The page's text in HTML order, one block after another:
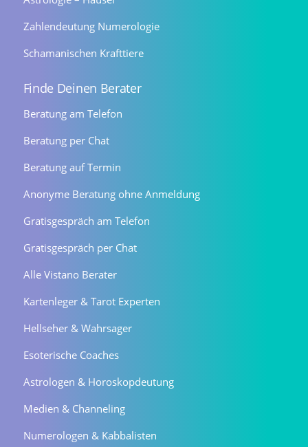
Zahlendeutung Numerologie
Schamanischen Krafttiere
Finde Deinen Berater
Beratung am Telefon
Beratung per Chat
Beratung auf Termin
Anonyme Beratung ohne Anmeldung
Gratisgespräch am Telefon
Gratisgespräch per Chat
Alle Vistano Berater
Kartenleger & Tarot Experten
Hellseher & Wahrsager
Esoterische Coaches
Astrologen & Horoskopdeutung
Medien & Channeling
Numerologen & Kabbalisten